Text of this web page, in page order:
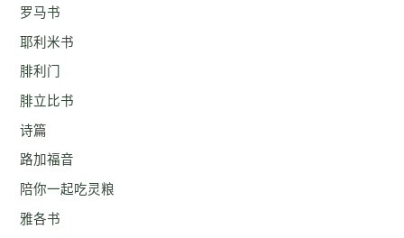
罗马书
耶利米书
腓利门
腓立比书
诗篇
路加福音
陪你一起吃灵粮
雅各书